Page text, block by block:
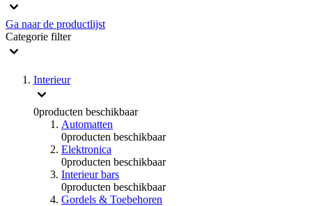
Ga naar de productlijst
Categorie filter
Interieur
0producten beschikbaar
Automatten
0producten beschikbaar
Elektronica
0producten beschikbaar
Interieur bars
0producten beschikbaar
Gordels & Toebehoren